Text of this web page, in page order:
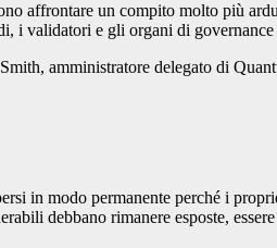
affrontare un compito molto più
i validatori e gli organi di
amministratore delegato di
in modo permanente perché i
debbano rimanere esposte,